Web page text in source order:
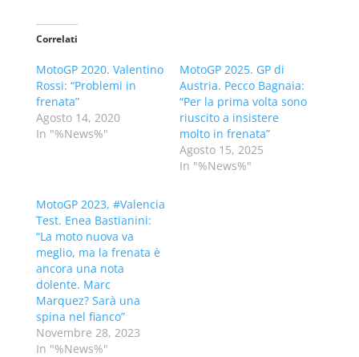
Correlati
MotoGP 2020. Valentino
Rossi: “Problemi in
frenata”
Agosto 14, 2020
In "%News%"
MotoGP 2025. GP di
Austria. Pecco Bagnaia:
“Per la prima volta sono
riuscito a insistere
molto in frenata”
Agosto 15, 2025
In "%News%"
MotoGP 2023, #Valencia
Test. Enea Bastianini:
“La moto nuova va
meglio, ma la frenata è
ancora una nota
dolente. Marc
Marquez? Sarà una
spina nel fianco”
Novembre 28, 2023
In "%News%"